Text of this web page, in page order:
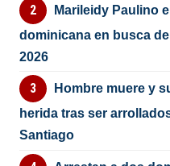
Marileidy Paulino
dominicana en busca
2026
Hombre muere y
herida tras ser
Santiago